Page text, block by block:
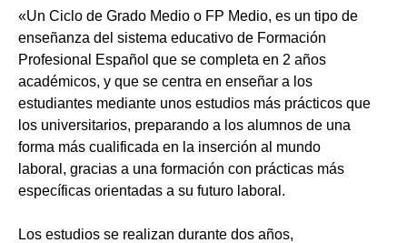
«Un Ciclo de Grado Medio o FP Medio, es un tipo de
enseñanza del sistema educativo de Formación
Profesional Español que se completa en 2 años
académicos, y que se centra en enseñar a los
estudiantes mediante unos estudios más prácticos que
los universitarios, preparando a los alumnos de una
forma más cualificada en la inserción al mundo
laboral, gracias a una formación con prácticas más
específicas orientadas a su futuro laboral.
Los estudios se realizan durante dos años,